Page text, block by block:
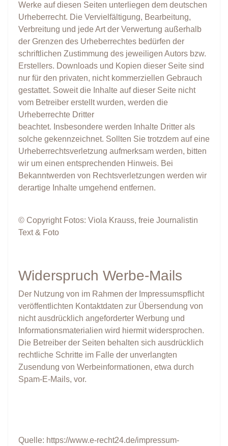
Werke auf diesen Seiten unterliegen dem deutschen
Urheberrecht. Die Vervielfältigung, Bearbeitung,
Verbreitung und jede Art der Verwertung außerhalb
der Grenzen des Urheberrechtes bedürfen der
schriftlichen Zustimmung des jeweiligen Autors bzw.
Erstellers. Downloads und Kopien dieser Seite sind
nur für den privaten, nicht kommerziellen Gebrauch
gestattet. Soweit die Inhalte auf dieser Seite nicht
vom Betreiber erstellt wurden, werden die
Urheberrechte Dritter
beachtet. Insbesondere werden Inhalte Dritter als
solche gekennzeichnet. Sollten Sie trotzdem auf eine
Urheberrechtsverletzung aufmerksam werden, bitten
wir um einen entsprechenden Hinweis. Bei
Bekanntwerden von Rechtsverletzungen werden wir
derartige Inhalte umgehend entfernen.
© Copyright Fotos: Viola Krauss, freie Journalistin
Text & Foto
Widerspruch Werbe-Mails
Der Nutzung von im Rahmen der Impressumspflicht
veröffentlichten Kontaktdaten zur Übersendung von
nicht ausdrücklich angeforderter Werbung und
Informationsmaterialien wird hiermit widersprochen.
Die Betreiber der Seiten behalten sich ausdrücklich
rechtliche Schritte im Falle der unverlangten
Zusendung von Werbeinformationen, etwa durch
Spam-E-Mails, vor.
Quelle: https://www.e-recht24.de/impressum-